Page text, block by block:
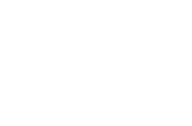
Przestępstw na Tle Seksualnym z
terminowość, samodzielność,
MS Office;
prawo, administracja, studia podyplomowe z
2009r. o finansach publicznych, ustawy z